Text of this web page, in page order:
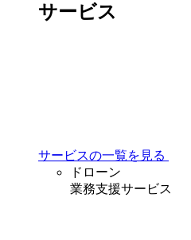
サービス
サービスの一覧を見る
ドローン
業務支援サービス